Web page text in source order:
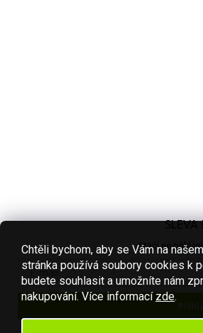
Chtěli bychom, aby se Vám na
stránka používá soubory cookies k
budete souhlasit a umožníte nám
nakupování. Více informací zde.
Stačí se